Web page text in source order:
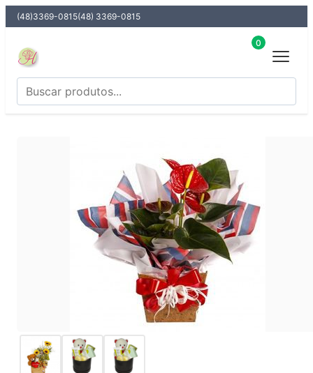
(48)3369-0815(48) 3369-0815
0